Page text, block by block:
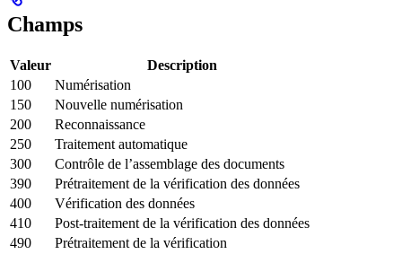
Champs
Valeur
Description
100
Numérisation
150
Nouvelle numérisation
200
Reconnaissance
250
Traitement automatique
300
Contrôle de l’assemblage des documents
390
Prétraitement de la vérification des données
400
Vérification des données
410
Post-traitement de la vérification des données
490
Prétraitement de la vérification